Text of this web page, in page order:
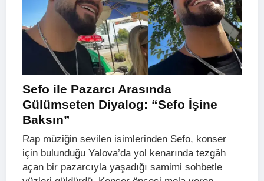
Sefo ile Pazarcı Arasında
Gülümseten Diyalog: “Sefo İşine
Baksın”
Rap müziğin sevilen isimlerinden Sefo, konser
için bulunduğu Yalova’da yol kenarında tezgâh
açan bir pazarcıyla yaşadığı samimi sohbetle